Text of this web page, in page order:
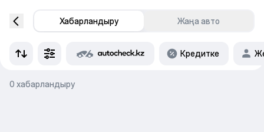
Хабарландыру Жаңа авто
Кредитке
0 хабарландыру